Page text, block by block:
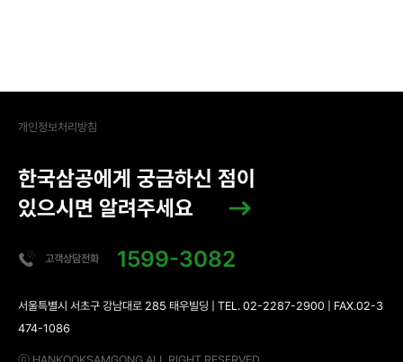
개인정보처리방침
한국삼공에게 궁금하신 점이
있으시면 알려주세요
고객상담전화 1599-3082
서울특별시 서초구 강남대로 285 태우빌딩 | TEL. 02-2287-2900 | FAX.02-3
474-1086